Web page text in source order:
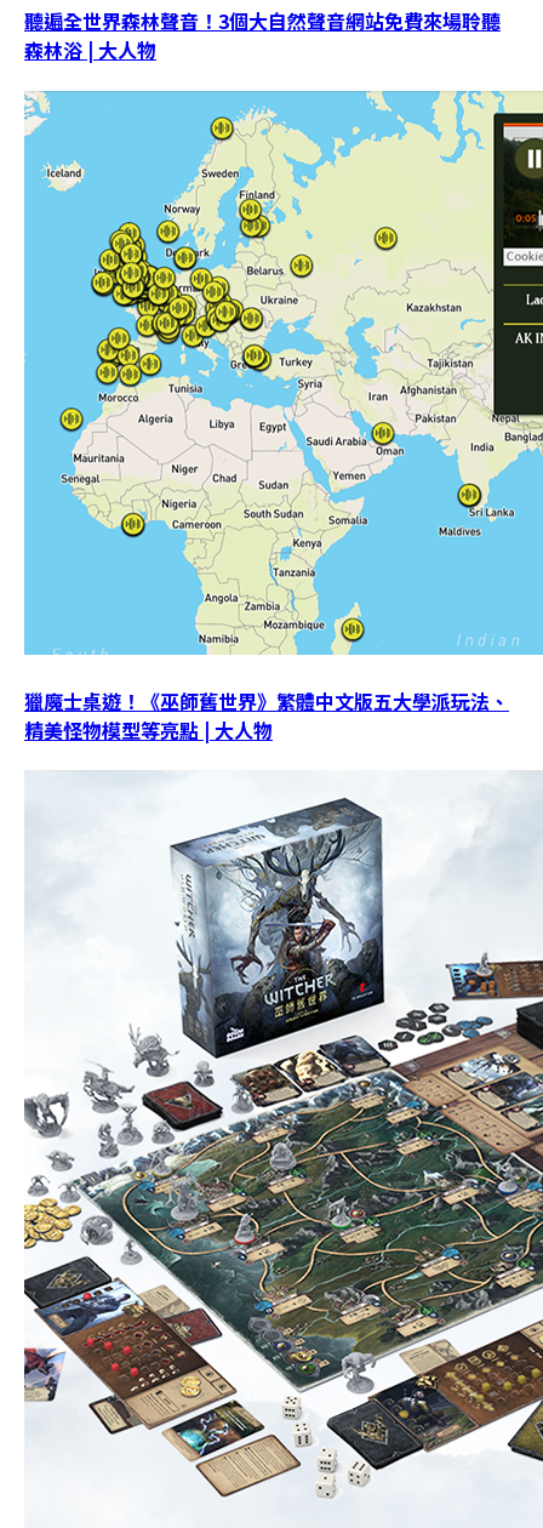
聽遍全世界森林聲音！3個大自然聲音網站免費來場聆聽
森林浴 | 大人物
獵魔士桌遊！《巫師舊世界》繁體中文版五大學派玩法、
精美怪物模型等亮點 | 大人物